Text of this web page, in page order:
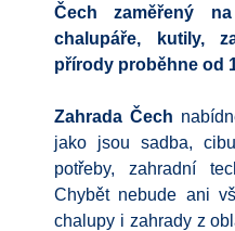
Čech zaměřený
chalupáře, kutily,
přírody proběhne od
Zahrada Čech
jako jsou sadba,
potřeby, zahradní
Chybět nebude ani
chalupy i zahrady z